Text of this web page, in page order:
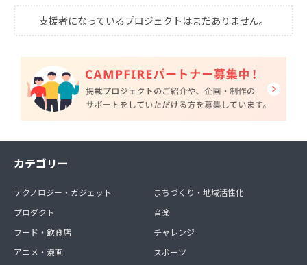
支援者になっているプロジェクトはまだありません。
カテゴリー
テクノロジー・ガジェット
プロダクト
フード・飲食店
アニメ・漫画
まちづくり・地域活性化
音楽
チャレンジ
スポーツ